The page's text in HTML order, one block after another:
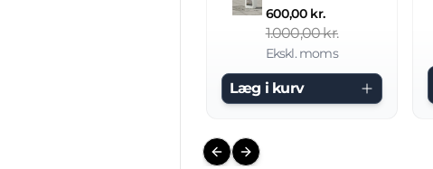
600,00 kr.
1.000,00 kr.
Ekskl. moms
Læg i kurv
Previous slide
Next slide